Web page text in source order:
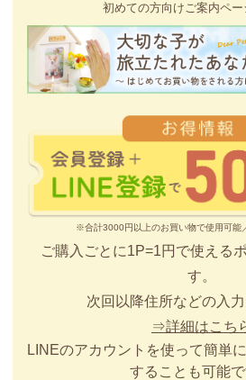
初めての方向けご案内ペー
※合計3000円以上のお買い物で使用可能
ご購入ごとに1P=1円で使える
す。
次回以降住所などの入力
⇒詳細はこち
LINEのアカウントを使って簡単
することも可能で